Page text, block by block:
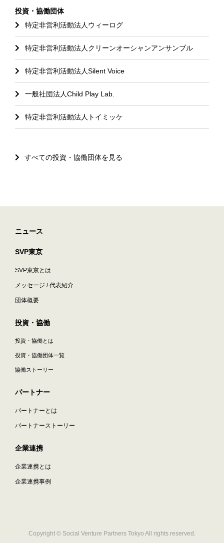
投資・協働団体
特定非営利活動法人ウィーログ
特定非営利活動法人クリーンオーシャンアンサンブル
特定非営利活動法人Silent Voice
一般社団法人Child Play Lab.
特定非営利活動法人トイミッケ
すべての投資・協働団体を見る
ニュース
SVP東京
SVP東京とは
メッセージ / 代表紹介
団体概要
投資・協働
投資・協働とは
投資・協働団体一覧
協働ストーリー
パートナー
パートナーとは
パートナーストーリー
企業連携
企業連携とは
企業連携事例
Copyright © Social Venture Partners Tokyo All rights reserved.